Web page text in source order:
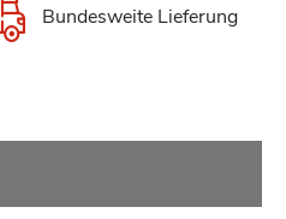
Bundesweite Lieferung